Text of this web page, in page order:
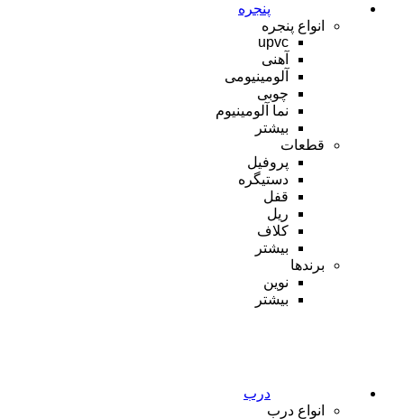
پنجره
انواع پنجره
upvc
آهنی
آلومینیومی
چوبی
نما آلومینیوم
بیشتر
قطعات
پروفیل
دستیگره
قفل
ریل
کلاف
بیشتر
برندها
نوین
بیشتر
درب
انواع درب